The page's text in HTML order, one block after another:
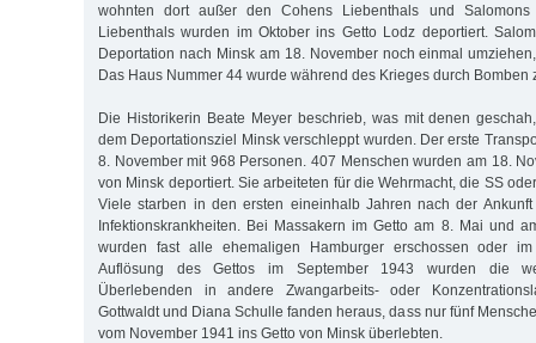
wohnten dort außer den Cohens Liebenthals und
Liebenthals wurden im Oktober ins Getto Lodz deportiert.
Deportation nach Minsk am 18. November noch einmal
Das Haus Nummer 44 wurde während des Krieges durch Bomben
Die Historikerin Beate Meyer beschrieb, was mit denen
dem Deportationsziel Minsk verschleppt wurden. Der erste
8. November mit 968 Personen. 407 Menschen wurden am 18.
von Minsk deportiert. Sie arbeiteten für die Wehrmacht, die SS
Viele starben in den ersten eineinhalb Jahren nach der
Infektionskrankheiten. Bei Massakern im Getto am 8. Mai und
wurden fast alle ehemaligen Hamburger erschossen oder
Auflösung des Gettos im September 1943 wurden die
Überlebenden in andere Zwangarbeits- oder
Gottwaldt und Diana Schulle fanden heraus, dass nur fünf
vom November 1941 ins Getto von Minsk überlebten.